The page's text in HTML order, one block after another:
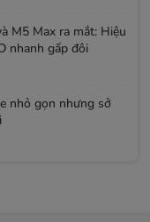
M5 Max ra mắt: Hiệu
nhanh gấp đôi
nhỏ gọn nhưng sở